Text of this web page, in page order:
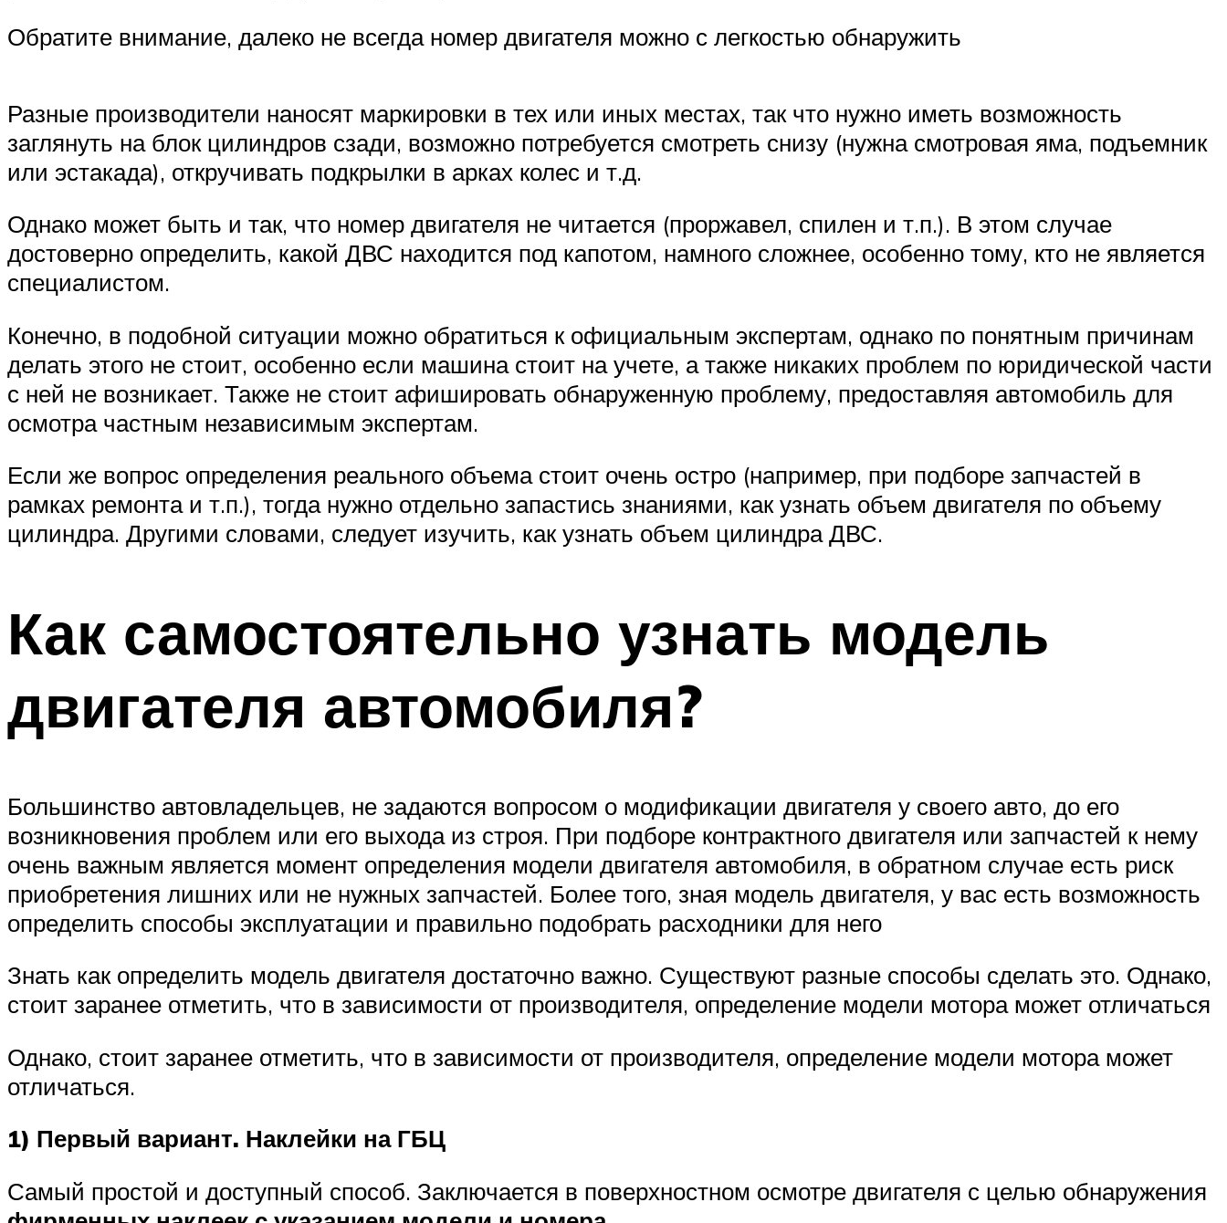
Обратите внимание, далеко не всегда номер двигателя можно с легкостью обнаружить
Разные производители наносят маркировки в тех или иных местах, так что нужно иметь возможность
заглянуть на блок цилиндров сзади, возможно потребуется смотреть снизу (нужна смотровая яма, подъемник
или эстакада), откручивать подкрылки в арках колес и т.д.
Однако может быть и так, что номер двигателя не читается (проржавел, спилен и т.п.). В этом случае
достоверно определить, какой ДВС находится под капотом, намного сложнее, особенно тому, кто не является
специалистом.
Конечно, в подобной ситуации можно обратиться к официальным экспертам, однако по понятным причинам
делать этого не стоит, особенно если машина стоит на учете, а также никаких проблем по юридической части
с ней не возникает. Также не стоит афишировать обнаруженную проблему, предоставляя автомобиль для
осмотра частным независимым экспертам.
Если же вопрос определения реального объема стоит очень остро (например, при подборе запчастей в
рамках ремонта и т.п.), тогда нужно отдельно запастись знаниями, как узнать объем двигателя по объему
цилиндра. Другими словами, следует изучить, как узнать объем цилиндра ДВС.
Как самостоятельно узнать модель
двигателя автомобиля?
Большинство автовладельцев, не задаются вопросом о модификации двигателя у своего авто, до его
возникновения проблем или его выхода из строя. При подборе контрактного двигателя или запчастей к нему
очень важным является момент определения модели двигателя автомобиля, в обратном случае есть риск
приобретения лишних или не нужных запчастей. Более того, зная модель двигателя, у вас есть возможность
определить способы эксплуатации и правильно подобрать расходники для него
Знать как определить модель двигателя достаточно важно. Существуют разные способы сделать это. Однако,
стоит заранее отметить, что в зависимости от производителя, определение модели мотора может отличаться
Однако, стоит заранее отметить, что в зависимости от производителя, определение модели мотора может
отличаться.
1) Первый вариант. Наклейки на ГБЦ
Самый простой и доступный способ. Заключается в поверхностном осмотре двигателя с целью обнаружения